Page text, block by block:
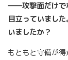
――攻撃面だけで
目立っていまし
いましたか？
もともと守備が